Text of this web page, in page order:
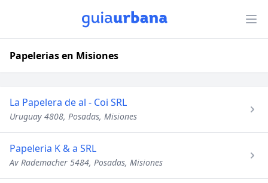
Papelerias en Misiones
La Papelera de al - Coi SRL
Uruguay 4808, Posadas, Misiones
Papeleria K & a SRL
Av Rademacher 5484, Posadas, Misiones